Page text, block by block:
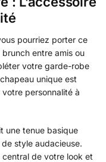
pourriez porter ce
brunch entre amis ou
votre garde-robe
unique est
personnalité à
une tenue basique
style audacieuse.
central de votre look et